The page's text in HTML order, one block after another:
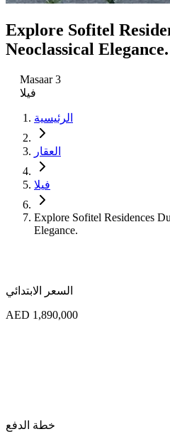
Explore Sofitel
Neoclassical Elegance.
Masaar 3
فيلا
الرئيسية
العقار
فيلا
Explore Sofitel Residences
Elegance.
السعر الابتدائي
AED 1,890,000
خطة الدفع